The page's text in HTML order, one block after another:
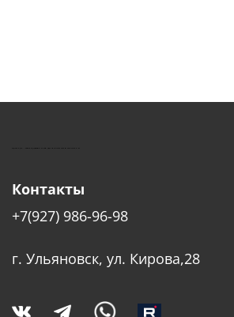
КУШТУТ - ОБОРУДОВАНИЕ ДЛЯ САЛОНОВ КРАСОТЫ
Контакты
+7(927) 986-96-98
г. Ульяновск, ул. Кирова,28